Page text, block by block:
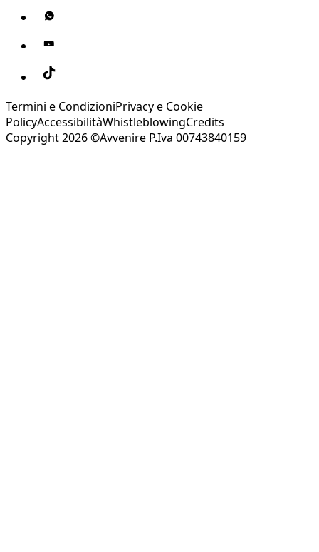
Termini e CondizioniPrivacy e Cookie
PolicyAccessibilitàWhistleblowingCredits
Copyright 2026 ©Avvenire P.Iva 00743840159